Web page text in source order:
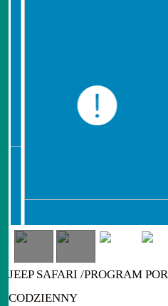
JEEP SAFARI /PROGRAM
CODZIENNY